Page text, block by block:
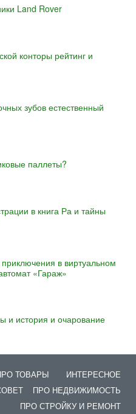
Land Rover
конторы рейтинг и
зубов естественный
паллеты?
в книга Ра и тайны
в виртуальном
«Гараж»
и история и очарование
ТОВАРЫ
ИНТЕРЕСНОЕ
ПРО НЕДВИЖИМОСТЬ
ПРО СТРОЙКУ И РЕМОНТ